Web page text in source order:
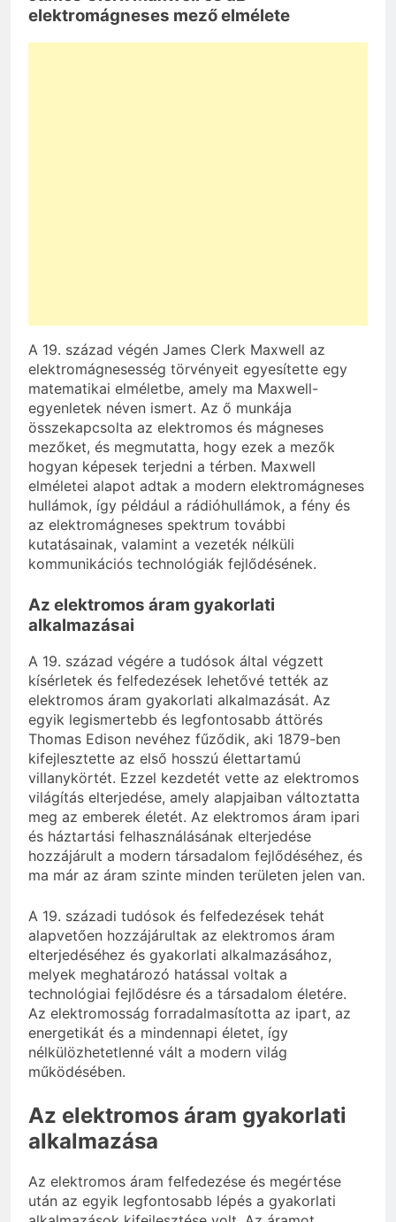
elektromágneses mező elmélete
A 19. század végén James Clerk Maxwell az
elektromágnesesség törvényeit egyesítette egy
matematikai elméletbe, amely ma Maxwell-
egyenletek néven ismert. Az ő munkája
összekapcsolta az elektromos és mágneses
mezőket, és megmutatta, hogy ezek a mezők
hogyan képesek terjedni a térben. Maxwell
elméletei alapot adtak a modern elektromágneses
hullámok, így például a rádióhullámok, a fény és
az elektromágneses spektrum további
kutatásainak, valamint a vezeték nélküli
kommunikációs technológiák fejlődésének.
Az elektromos áram gyakorlati
alkalmazásai
A 19. század végére a tudósok által végzett
kísérletek és felfedezések lehetővé tették az
elektromos áram gyakorlati alkalmazását. Az
egyik legismertebb és legfontosabb áttörés
Thomas Edison nevéhez fűződik, aki 1879-ben
kifejlesztette az első hosszú élettartamú
villanykörtét. Ezzel kezdetét vette az elektromos
világítás elterjedése, amely alapjaiban változtatta
meg az emberek életét. Az elektromos áram ipari
és háztartási felhasználásának elterjedése
hozzájárult a modern társadalom fejlődéséhez, és
ma már az áram szinte minden területen jelen van.
A 19. századi tudósok és felfedezések tehát
alapvetően hozzájárultak az elektromos áram
elterjedéséhez és gyakorlati alkalmazásához,
melyek meghatározó hatással voltak a
technológiai fejlődésre és a társadalom életére.
Az elektromosság forradalmasította az ipart, az
energetikát és a mindennapi életet, így
nélkülözhetetlenné vált a modern világ
működésében.
Az elektromos áram gyakorlati
alkalmazása
Az elektromos áram felfedezése és megértése
után az egyik legfontosabb lépés a gyakorlati